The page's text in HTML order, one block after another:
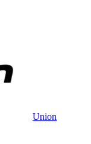
Union